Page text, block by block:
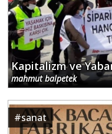
Kapitalizm ve
mahmut balpetek
#sanat